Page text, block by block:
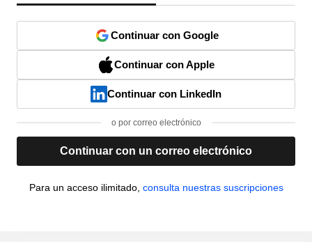
Continuar con Google
Continuar con Apple
Continuar con LinkedIn
o por correo electrónico
Continuar con un correo electrónico
Para un acceso ilimitado, consulta nuestras suscripciones